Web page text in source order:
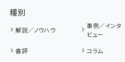
種別
解説／ノウハウ
事例／インタ
ビュー
書評 コラム